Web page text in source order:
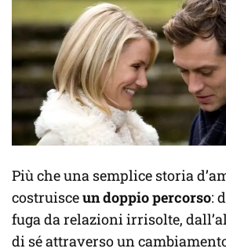
Più che una semplice storia
costruisceun doppio percorso:
fuga da relazioni irrisolte,
di sé attraverso un